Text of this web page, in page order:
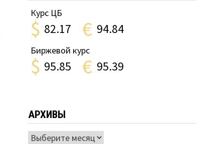
Курс ЦБ
$ 82.17 € 94.84
Биржевой курс
$ 95.85 € 95.39
АРХИВЫ
Архивы